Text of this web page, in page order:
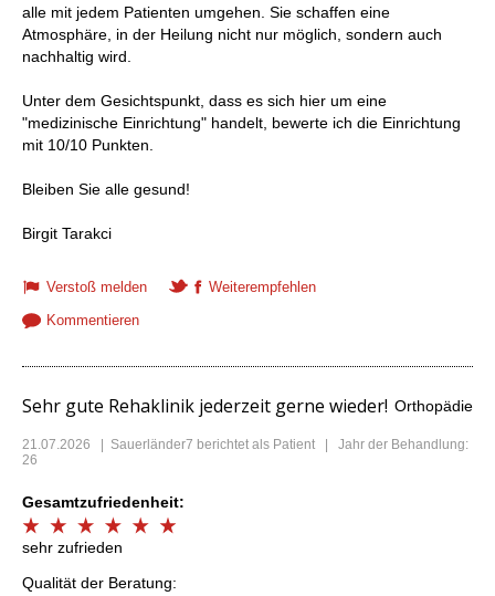
alle mit jedem Patienten umgehen. Sie schaffen eine
Atmosphäre, in der Heilung nicht nur möglich, sondern auch
nachhaltig wird.
Unter dem Gesichtspunkt, dass es sich hier um eine
"medizinische Einrichtung" handelt, bewerte ich die Einrichtung
mit 10/10 Punkten.
Bleiben Sie alle gesund!
Birgit Tarakci
Verstoß melden
Weiterempfehlen
Kommentieren
Sehr gute Rehaklinik jederzeit gerne wieder! Orthopädie
21.07.2026 Sauerländer7 berichtet als Patient | Jahr der Behandlung:
26
Gesamtzufriedenheit:
sehr zufrieden
Qualität der Beratung: